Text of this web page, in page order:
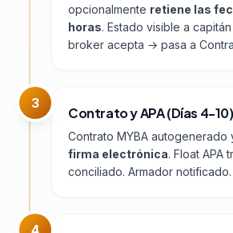
opcionalmente retiene las
horas. Estado visible a
broker acepta → pasa a
3
Contrato y APA (Días 4-10)
Contrato MYBA autogenerado
firma electrónica. Float APA
conciliado. Armador notificado.